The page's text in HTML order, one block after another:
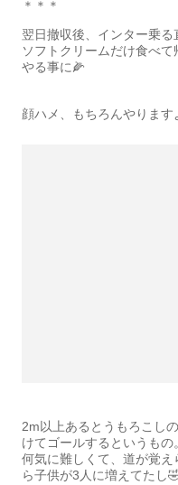
＊＊＊
翌日撤収後、インター乗る
ソフトクリームだけ食べ
やる事に🌽
顔ハメ、もちろんやります
2m以上あるとうもろこし
けてゴールするというもの。
何気に難しくて、道が覚
ら子供が3人に増えてたし